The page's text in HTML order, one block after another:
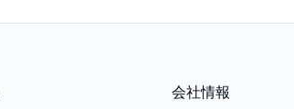
会社情報